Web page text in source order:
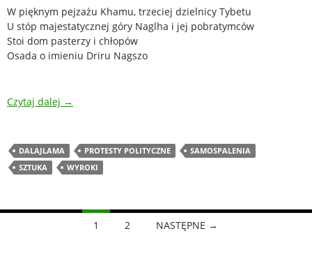
W pięknym pejzażu Khamu, trzeciej dzielnicy Tybetu
U stóp majestatycznej góry Naglha i jej pobratymców
Stoi dom pasterzy i chłopów
Osada o imieniu Driru Nagszo
Czytaj dalej →
DALAJLAMA PROTESTY POLITYCZNE
SAMOSPALENIA
SZTUKA
WYROKI
1 2 NASTĘPNE →